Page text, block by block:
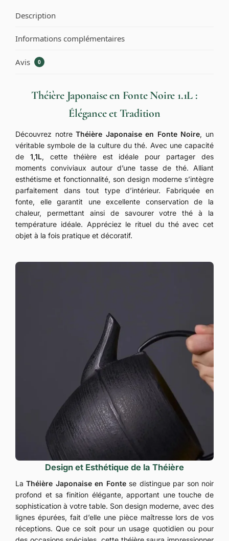
Description
Informations complémentaires
Avis 0
Théière Japonaise en Fonte Noire 1.1L :
Élégance et Tradition
Découvrez notreThéière Japonaise en Fonte Noire, un
véritable symbole de la culture du thé. Avec une capacité
de 1,1L, cette théière est idéale pour partager des
moments conviviaux autour d’une tasse de thé. Alliant
esthétisme et fonctionnalité, son design moderne s’intègre
parfaitement dans tout type d’intérieur. Fabriquée en
fonte, elle garantit une excellente conservation de la
chaleur, permettant ainsi de savourer votre thé à la
température idéale. Appréciez le rituel du thé avec cet
objet à la fois pratique et décoratif.
Design et Esthétique de la Théière
LaThéière Japonaise en Fontese distingue par son noir
profond et sa finition élégante, apportant une touche de
sophistication à votre table. Son design moderne, avec des
lignes épurées, fait d’elle une pièce maîtresse lors de vos
réceptions. Que ce soit pour un usage quotidien ou pour